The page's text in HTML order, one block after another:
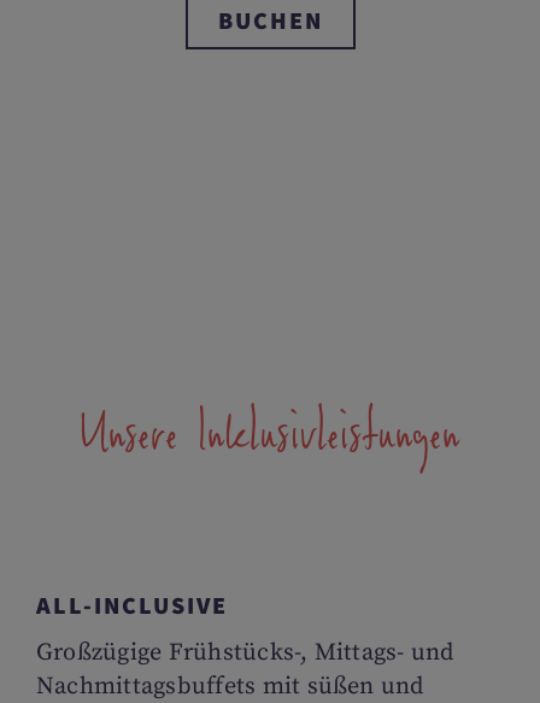
BUCHEN
Unsere Inklusivleistungen
ALL-INCLUSIVE
Großzügige Frühstücks-, Mittags- und
Nachmittagsbuffets mit süßen und